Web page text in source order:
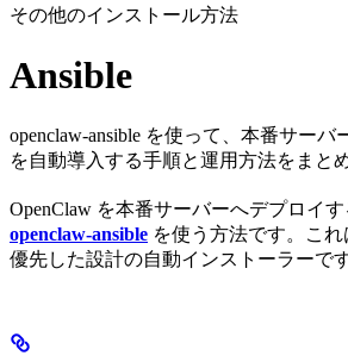
その他のインストール方法
Ansible
openclaw-ansible を使って、本番サーバ
を自動導入する手順と運用方法をまと
OpenClaw を本番サーバーへデプロイす
openclaw-ansible を使う方法です。こ
優先した設計の自動インストーラーです